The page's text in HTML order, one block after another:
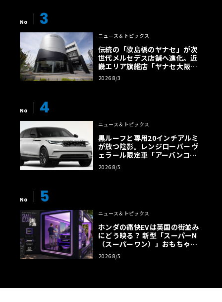
No 3
ニュース＆トピックス
伝統の「歌島橋のヤナセ」が次
世代メルセデス店舗へ進化。近
畿エリア旗艦店「ヤナセ大阪支
店」がリニューアル
2026 8/3
No 4
ニュース＆トピックス
黒ルーフと専用20インチアルミ
が放つ陰影。レンジローバー ヴ
ェラール限定車「アーバンコン
トラスト・エディション」登場
2026 8/5
No 5
ニュース＆トピックス
ホンダの痛快EVは英国の街並み
にどう映る？ 新型「スーパーN
（スーパーワン）」おもちゃ箱
ツアーの全貌
2026 8/5